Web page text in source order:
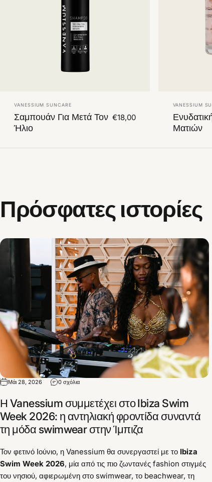
Πωλητής:
VANESSIUM SUNCARE
Σαμπουάν Για Μετά Τον
Ήλιο
€18,00
Πωλητής:
VANESSIUM
Ματιών
Πρόσφατες ιστορίες
Μάι 28, 2026 0 σχόλια
Η Vanessium συμμετέχει στο Ibiza Swim
Week 2026: η αντηλιακή φροντίδα συναντά
τη μόδα swimwear στην Ίμπιζα
Τον φετινό Ιούνιο, η Vanessium θα συνεργαστεί με το Ibiza
Swim Week 2026, μία από τις πιο ζωντανές fashion στιγμές
του νησιού, αφιερωμένη στο swimwear, το beachwear, τη